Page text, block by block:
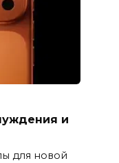
и
для новой